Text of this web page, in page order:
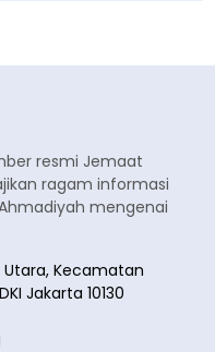
resmi Jemaat
ragam informasi
mengenai
Utara, Kecamatan
Jakarta 10130